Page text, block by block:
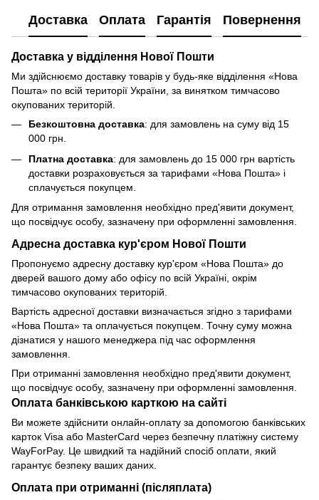
Доставка Оплата Гарантія Повернення
Доставка у відділення Нової Пошти
Ми здійснюємо доставку товарів у будь-яке відділення «Нова
Пошта» по всій території України, за винятком тимчасово
окупованих територій.
Безкоштовна доставка: для замовлень на суму від 15
000 грн.
Платна доставка: для замовлень до 15 000 грн вартість
доставки розраховується за тарифами «Нова Пошта» і
сплачується покупцем.
Для отримання замовлення необхідно пред'явити документ,
що посвідчує особу, зазначену при оформленні замовлення.
Адресна доставка кур'єром Нової Пошти
Пропонуємо адресну доставку кур'єром «Нова Пошта» до
дверей вашого дому або офісу по всій Україні, окрім
тимчасово окупованих територій.
Вартість адресної доставки визначається згідно з тарифами
«Нова Пошта» та оплачується покупцем. Точну суму можна
дізнатися у нашого менеджера під час оформлення
замовлення.
При отриманні замовлення необхідно пред'явити документ,
що посвідчує особу, зазначену при оформленні замовлення.
Оплата банківською карткою на сайті
Ви можете здійснити онлайн-оплату за допомогою банківських
карток Visa або MasterCard через безпечну платіжну систему
WayForPay. Це швидкий та надійний спосіб оплати, який
гарантує безпеку ваших даних.
Оплата при отриманні (післяплата)